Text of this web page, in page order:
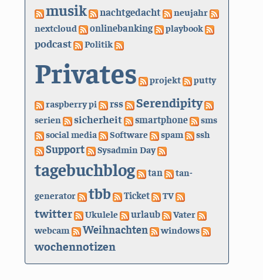
musik nachtgedacht neujahr
nextcloud onlinebanking playbook
podcast Politik
Privates projekt putty
raspberry pi rss Serendipity
serien sicherheit smartphone
sms
social media
Software spam ssh
Support Sysadmin Day
tagebuchblog tan
tan-
generator
tbb Ticket TV
twitter Ukulele urlaub
Vater
webcam
Weihnachten windows
wochennotizen